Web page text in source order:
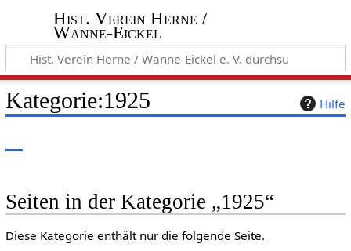
Hist. Verein Herne /
Wanne-Eickel
Hilfe
Kategorie:1925
Seiten in der Kategorie „1925“
Diese Kategorie enthält nur die folgende Seite.